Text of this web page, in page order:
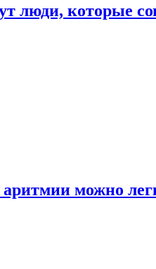
люди, которые
можно